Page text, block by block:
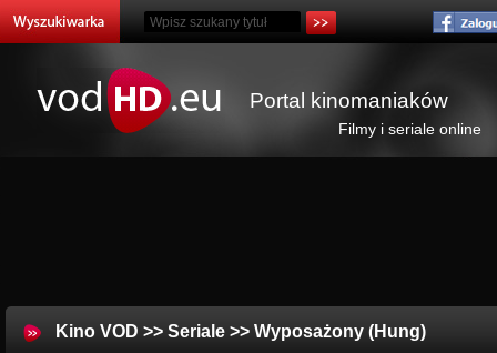
Portal kinomaniaków
Filmy i seriale online
Kino VOD >> Seriale >> Wyposażony (Hung)